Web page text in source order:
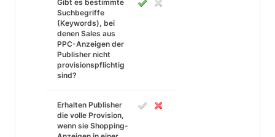
Gibt es bestimmte
Suchbegriffe
(Keywords), bei
denen Sales aus
PPC-Anzeigen der
Publisher nicht
provisionspflichtig
sind?
Erhalten Publisher
die volle Provision,
wenn sie Shopping-